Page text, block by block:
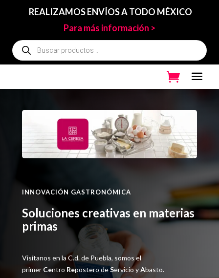
REALIZAMOS ENVÍOS A TODO MÉXICO
Para más información >
Búsqueda
de
productos
INNOVACIÓN GASTRONÓMICA
Soluciones creativas en materias
primas
Visítanos en la C.d. de Puebla, somos el
primer Centro Repostero deServicio yAbasto.